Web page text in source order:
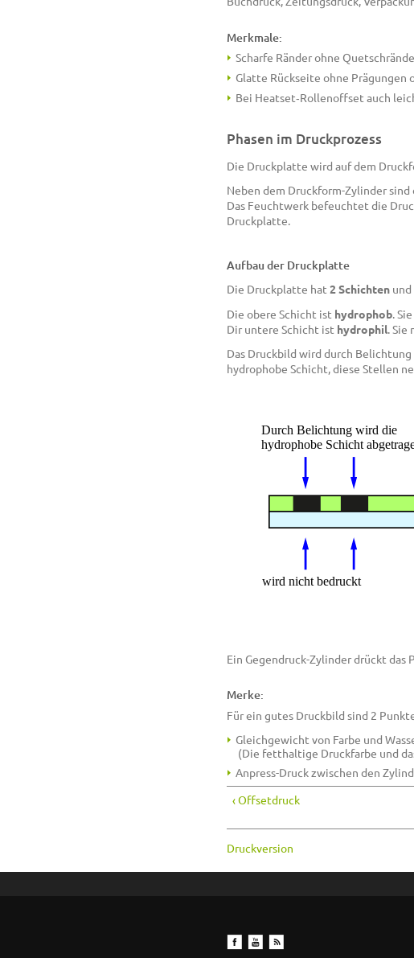
Merkmale:
Scharfe Ränder ohne
Glatte Rückseite ohne Prägungen
Bei Heatset‐Rollenoffset auch
Phasen im Druckprozess
Die Druckplatte wird auf dem
Neben dem Druckform-Zylinder sind
Das Feuchtwerk befeuchtet die
Druckplatte.
Aufbau der Druckplatte
Die Druckplatte hat 2 Schichten
Die obere Schicht ist hydrophob .
Dir untere Schicht ist hydrophil .
Das Druckbild wird durch
hydrophobe Schicht, diese Stellen
Ein Gegendruck-Zylinder drückt das
Merke:
Für ein gutes Druckbild sind 2
Gleichgewicht von Farbe und
(Die fetthaltige Druckfarbe und
Anpress-Druck zwischen den
‹ Offsetdruck
Druckversion